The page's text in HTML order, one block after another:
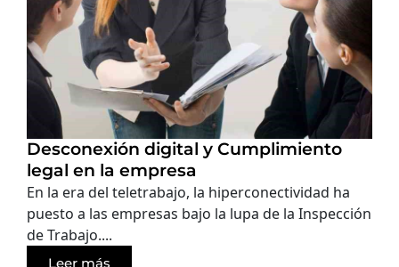
Desconexión digital y Cumplimiento
legal en la empresa
En la era del teletrabajo, la hiperconectividad ha
puesto a las empresas bajo la lupa de la Inspección
de Trabajo....
Leer más